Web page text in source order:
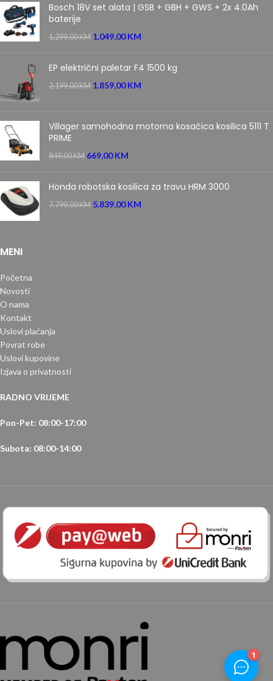
Bosch 18V set alata | GSB + GBH + GWS + 2x 4.0Ah
baterije
1.299,00KM 1.049,00KM
EP električni paletar F4 1500 kg
2.199,00KM 1.859,00KM
Villager samohodna motorna kosačica kosilica 5111 T
PRIME
849,00KM 669,00KM
Honda robotska kosilica za travu HRM 3000
7.799,00KM 5.839,00KM
MENI
Početna
Novosti
O nama
Kontakt
Uslovi plaćanja
Povrat robe
Uslovi kupovine
Izjava o privatnosti
RADNO VRIJEME
Pon-Pet: 08:00-17:00
Subota: 08:00-14:00